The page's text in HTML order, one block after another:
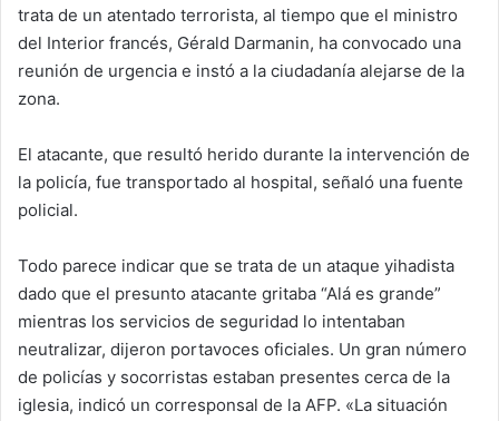
trata de un atentado terrorista, al tiempo que el ministro
del Interior francés, Gérald Darmanin, ha convocado una
reunión de urgencia e instó a la ciudadanía alejarse de la
zona.
El atacante, que resultó herido durante la intervención de
la policía, fue transportado al hospital, señaló una fuente
policial.
Todo parece indicar que se trata de un ataque yihadista
dado que el presunto atacante gritaba “Alá es grande”
mientras los servicios de seguridad lo intentaban
neutralizar, dijeron portavoces oficiales. Un gran número
de policías y socorristas estaban presentes cerca de la
iglesia, indicó un corresponsal de la AFP. «La situación